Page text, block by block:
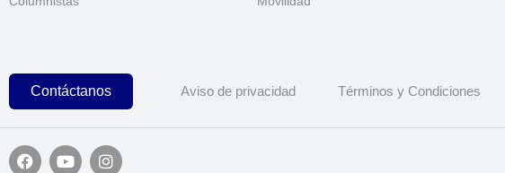
Contáctanos Aviso de privacidad Términos y Condiciones